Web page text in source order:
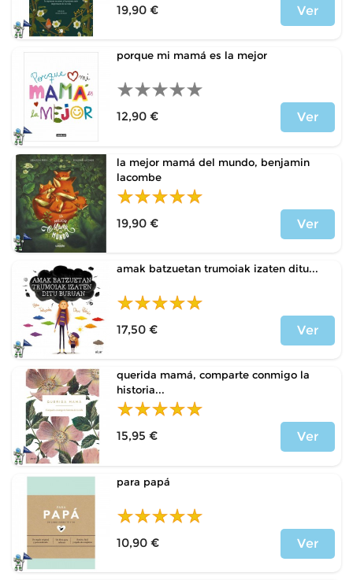
19,90 €
Ver
porque mi mamá es la mejor
12,90 €
Ver
la mejor mamá del mundo, benjamin
lacombe
19,90 €
Ver
amak batzuetan trumoiak izaten ditu...
17,50 €
Ver
querida mamá, comparte conmigo la
historia...
15,95 €
Ver
para papá
10,90 €
Ver